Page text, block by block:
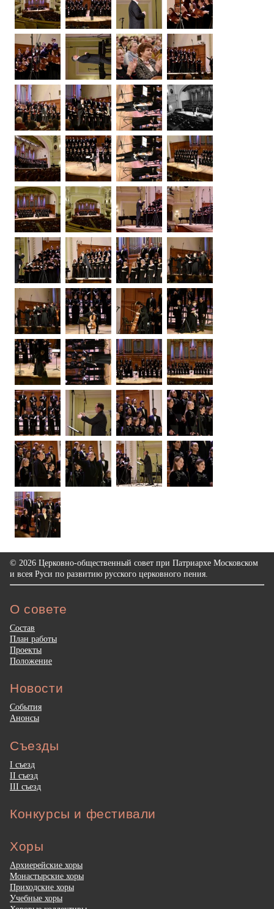
© 2026 Церковно-общественный совет при Патриархе Московском
и всея Руси по развитию русского церковного пения.
О совете
Состав
План работы
Проекты
Положение
Новости
События
Анонсы
Съезды
I съезд
II съезд
III съезд
Конкурсы и фестивали
Хоры
Архиерейские хоры
Монастырские хоры
Приходские хоры
Учебные хоры